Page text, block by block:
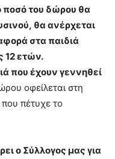
ποσό του δώρου θα
θα ανέρχεται
στα παιδιά
ετών.
που έχουν γεννηθεί
οφείλεται στη
πέτυχε το
ο Σύλλογος μας για